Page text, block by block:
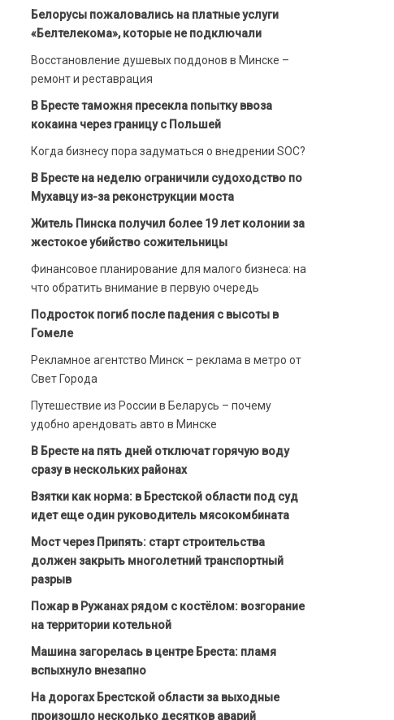
Белорусы пожаловались на платные услуги
«Белтелекома», которые не подключали
Восстановление душевых поддонов в Минске –
ремонт и реставрация
В Бресте таможня пресекла попытку ввоза
кокаина через границу с Польшей
Когда бизнесу пора задуматься о внедрении SOC?
В Бресте на неделю ограничили судоходство по
Мухавцу из-за реконструкции моста
Житель Пинска получил более 19 лет колонии за
жестокое убийство сожительницы
Финансовое планирование для малого бизнеса: на
что обратить внимание в первую очередь
Подросток погиб после падения с высоты в
Гомеле
Рекламное агентство Минск – реклама в метро от
Свет Города
Путешествие из России в Беларусь – почему
удобно арендовать авто в Минске
В Бресте на пять дней отключат горячую воду
сразу в нескольких районах
Взятки как норма: в Брестской области под суд
идет еще один руководитель мясокомбината
Мост через Припять: старт строительства
должен закрыть многолетний транспортный
разрыв
Пожар в Ружанах рядом с костёлом: возгорание
на территории котельной
Машина загорелась в центре Бреста: пламя
вспыхнуло внезапно
На дорогах Брестской области за выходные
произошло несколько десятков аварий